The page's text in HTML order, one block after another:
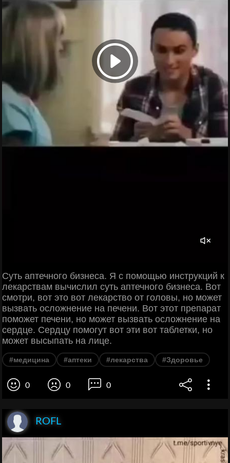
Суть аптечного бизнеса. Я с помощью инструкций к
лекарствам вычислил суть аптечного бизнеса. Вот
смотри, вот это вот лекарство от головы, но может
вызвать осложнение на печени. Вот этот препарат
поможет печени, но может вызвать осложнение на
сердце. Сердцу помогут вот эти вот таблетки, но
может высыпать на лице.
#медицина #аптеки #лекарства #Здоровье
0 0 0
ROFL